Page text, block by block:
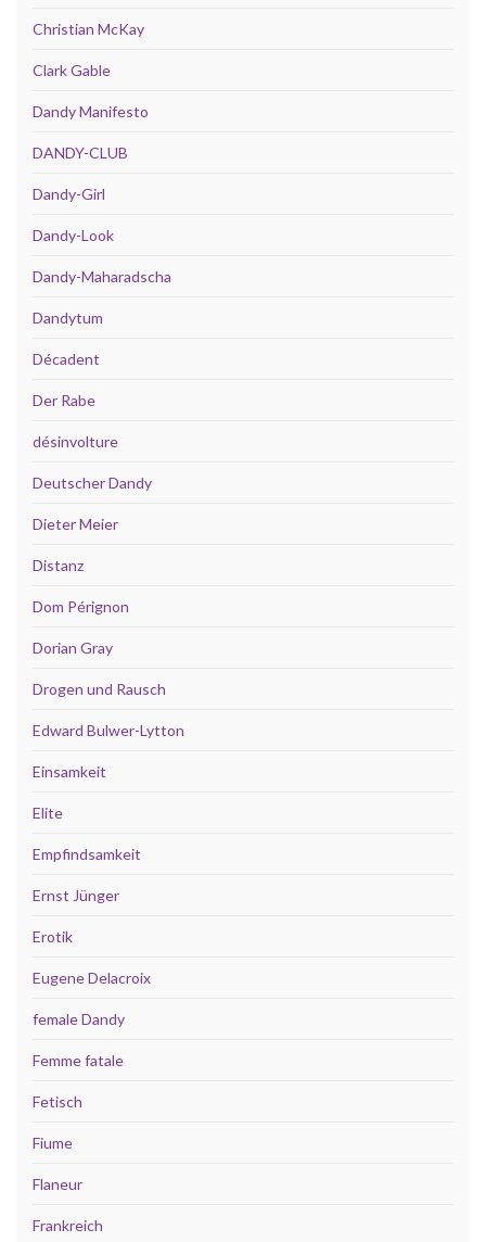
Christian McKay
Clark Gable
Dandy Manifesto
DANDY-CLUB
Dandy-Girl
Dandy-Look
Dandy-Maharadscha
Dandytum
Décadent
Der Rabe
désinvolture
Deutscher Dandy
Dieter Meier
Distanz
Dom Pérignon
Dorian Gray
Drogen und Rausch
Edward Bulwer-Lytton
Einsamkeit
Elite
Empfindsamkeit
Ernst Jünger
Erotik
Eugene Delacroix
female Dandy
Femme fatale
Fetisch
Fiume
Flaneur
Frankreich